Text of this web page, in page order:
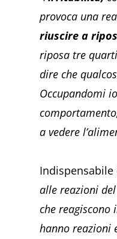
provoca una
riuscire a
riposa tre
dire che
Occupandomi
a vedere
Indispensabile
alle reazioni
che reagiscono
hanno reazioni